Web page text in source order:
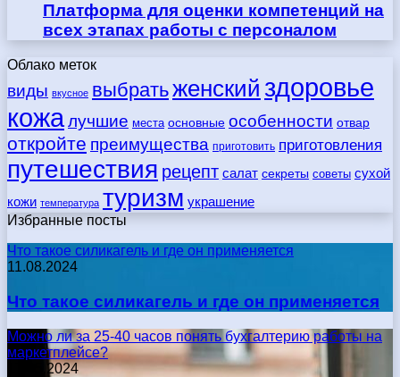
Платформа для оценки компетенций на
всех этапах работы с персоналом
Облако меток
виды вкусное выбратьженский здоровье
кожалучшие места основные особенности отвар
откройте преимущества приготовить приготовления
путешествия рецепт салат секреты советы сухой
кожи температура туризм украшение
Избранные посты
Что такое силикагель и где он применяется
11.08.2024
Что такое силикагель и где он применяется
Можно ли за 25-40 часов понять бухгалтерию работы на
маркетплейсе?
17.05.2024